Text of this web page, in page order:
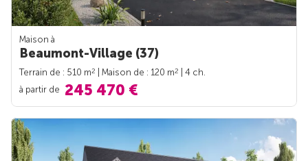
Maison à
Beaumont-Village (37)
Terrain de : 510 m2 | Maison de : 120 m2
| 4 ch.
à partir de 245 470 €